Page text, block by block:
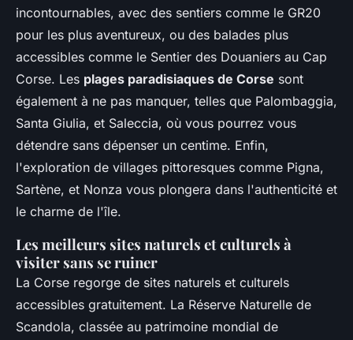
incontournables, avec des sentiers comme le GR20
pour les plus aventureux, ou des balades plus
accessibles comme le Sentier des Douaniers au Cap
Corse. Les plages paradisiaques de Corse sont
également à ne pas manquer, telles que Palombaggia,
Santa Giulia, et Saleccia, où vous pourrez vous
détendre sans dépenser un centime. Enfin,
l'exploration de villages pittoresques comme Pigna,
Sartène, et Nonza vous plongera dans l'authenticité et
le charme de l'île.
Les meilleurs sites naturels et culturels à
visiter sans se ruiner
La Corse regorge de sites naturels et culturels
accessibles gratuitement. La Réserve Naturelle de
Scandola, classée au patrimoine mondial de